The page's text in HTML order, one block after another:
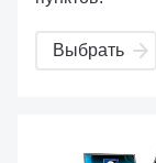
Выбрать